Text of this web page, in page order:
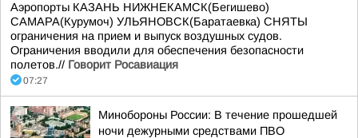
Аэропорты КАЗАНЬ НИЖНЕКАМСК(Бегишево)
САМАРА(Курумоч) УЛЬЯНОВСК(Баратаевка) СНЯТЫ
ограничения на прием и выпуск воздушных судов.
Ограничения вводили для обеспечения безопасности
полетов.// Говорит Росавиация
07:27
Минобороны России: В течение прошедшей
ночи дежурными средствами ПВО